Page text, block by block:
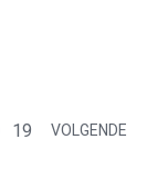
19 VOLGENDE